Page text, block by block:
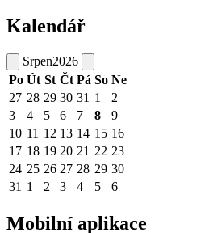
Kalendář
Srpen2026
Po Út St Čt Pá So Ne
27 28 29 30 31 1
2
3
4 5 6 7 8
9
10 11 12 13 14 15 16
17 18 19 20 21 22 23
24 25 26 27 28 29 30
31 1 2 3 4 5 6
Mobilní aplikace